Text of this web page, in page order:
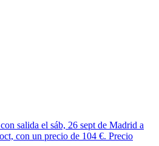
salida el sáb, 26 sept de Madrid a
con un precio de 104 €. Precio